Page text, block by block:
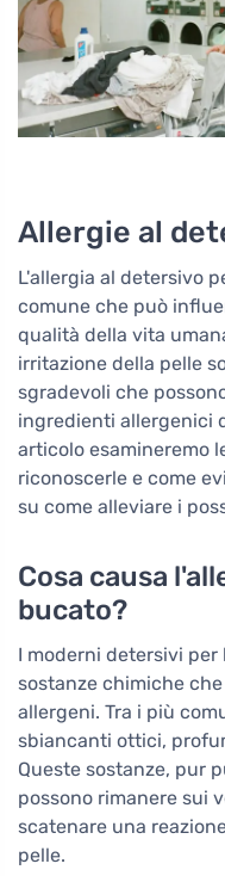
Allergie al
L'allergia al detersivo
comune che può
qualità della vita
irritazione della pelle
sgradevoli che
ingredienti allergenici
articolo esamineremo
riconoscerle e come
su come alleviare i
Cosa causa
bucato?
I moderni detersivi
sostanze chimiche
allergeni. Tra i più
sbiancanti ottici,
Queste sostanze, pur
possono rimanere sui
scatenare una
pelle.